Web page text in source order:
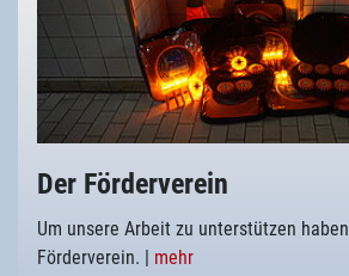
Der Förderverein
Um unsere Arbeit zu unterstützen
Förderverein. | mehr